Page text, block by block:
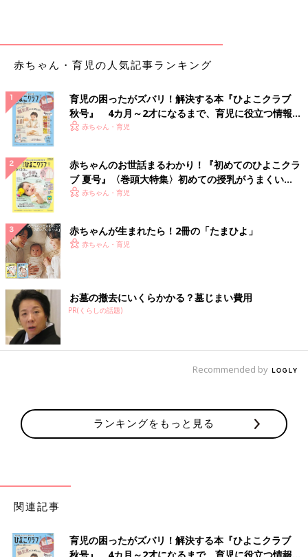
赤ちゃん・育児の人気記事ランキング
育児の困ったがズバリ！解決する本『ひよこクラブ
秋号』 4カ月～2才になるまで、育児に役立つ情報が
いっぱい！
赤ちゃん・育児
赤ちゃんのお世話まるわかり！『初めてのひよこクラ
ブ 夏号』〈巻頭大特集〉初めての授乳がうまくい
く！ おっぱい・ミルクの基本と夏のトラブル 解決テ
赤ちゃん・育児
赤ちゃんが生まれたら！2冊の「たまひよ」
赤ちゃん・育児
お墓の撤去にいくらかかる？墓じまい費用
PR(くらしの話題)
Recommended by
ランキングをもっと見る
関連記事
育児の困ったがズバリ！解決する本『ひよこクラブ